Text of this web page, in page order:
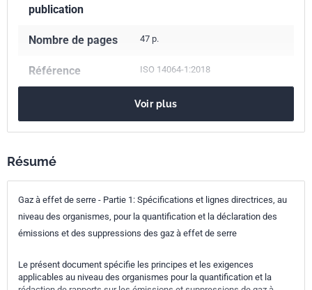
publication
Nombre de pages 47 p.
Référence ISO 14064-1:2018
13.020.40Pollution, maîtrise de la pollution et protection de
Voir plus
Résumé
Gaz à effet de serre - Partie 1: Spécifications et lignes directrices, au
niveau des organismes, pour la quantification et la déclaration des
émissions et des suppressions des gaz à effet de serre
Le présent document spécifie les principes et les exigences
applicables au niveau des organismes pour la quantification et la